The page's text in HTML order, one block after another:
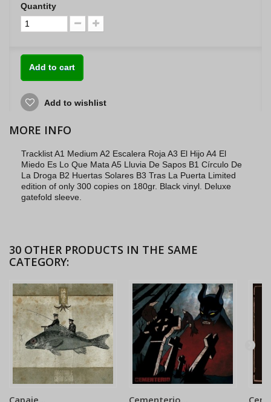
Quantity
Add to cart
Add to wishlist
MORE INFO
Tracklist A1 Medium A2 Escalera Roja A3 El Hijo A4 El
Miedo Es Lo Que Mata A5 Lluvia De Sapos B1 Círculo De
La Droga B2 Huertas Solares B3 Tras La Puerta Limited
edition of only 300 copies on 180gr. Black vinyl. Deluxe
gatefold sleeve.
30 OTHER PRODUCTS IN THE SAME
CATEGORY:
Capaje... Cementerio...